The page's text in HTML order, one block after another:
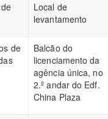
Local de
levantamento
de
Balcão do
licenciamento da
agência única, no
2.º andar do Edf.
China Plaza